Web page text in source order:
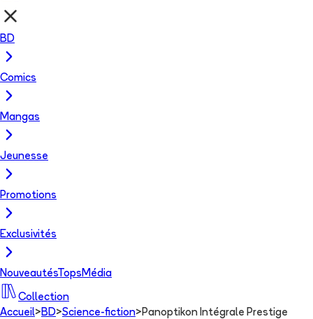
BD
Comics
Mangas
Jeunesse
Promotions
Exclusivités
NouveautésTops Média
Collection
Accueil> BD>Science-fiction> Panoptikon Intégrale Prestige